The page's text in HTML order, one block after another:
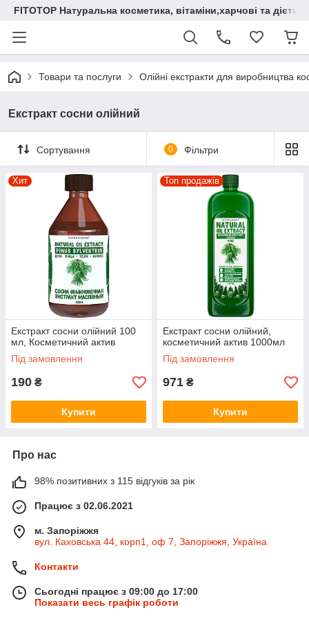
FITOTOP Натуральна косметика, вітаміни,харчові та
Товари та послуги Олійні екстракти для виробництва
Екстракт сосни олійний
Сортування 0 Фільтри
Хит
Екстракт сосни олійний 100
мл, Косметичний актив
Під замовлення
190 ₴
Купити
Топ продажів
Екстракт сосни олійний,
косметичний актив 1000мл
Під замовлення
971 ₴
Купити
Про нас
98% позитивних з 115 відгуків за рік
Працює з 02.06.2021
м. Запоріжжя
вул. Каховська 44, корп1, оф 7, Запоріжжя, Україна
Контакти
Сьогодні працює з 09:00 до 17:00
Показати весь графік роботи